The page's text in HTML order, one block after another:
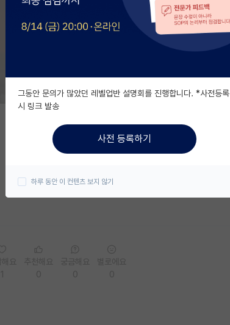
그동안 문의가 많았던 레벨업반 설명회를 진행합니다. *사전등록
시 링크 발송
사전 등록하기
하루 동안 이 컨텐츠 보지 않기